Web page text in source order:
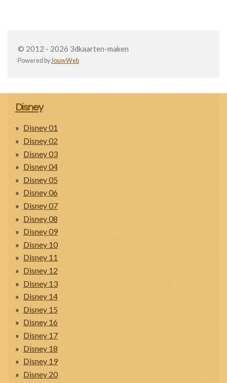
© 2012 - 2026 3dkaarten-maken
Powered byJouwWeb
Disney
Disney 01
Disney 02
Disney 03
Disney 04
Disney 05
Disney 06
Disney 07
Disney 08
Disney 09
Disney 10
Disney 11
Disney 12
Disney 13
Disney 14
Disney 15
Disney 16
Disney 17
Disney 18
Disney 19
Disney 20